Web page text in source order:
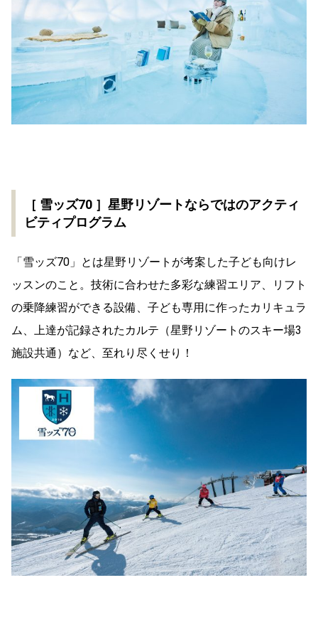
［ 雪ッズ70 ］星野リゾートならではのアクティ
ビティプログラム
「雪ッズ70」とは星野リゾートが考案した子ども向けレ
ッスンのこと。技術に合わせた多彩な練習エリア、リフト
の乗降練習ができる設備、子ども専用に作ったカリキュラ
ム、上達が記録されたカルテ（星野リゾートのスキー場3
施設共通）など、至れり尽くせり！